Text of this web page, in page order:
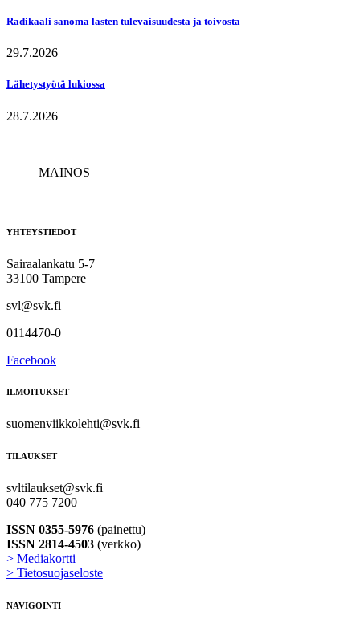
Radikaali sanoma lasten tulevaisuudesta ja toivosta
29.7.2026
Lähetystyötä lukiossa
28.7.2026
MAINOS
YHTEYSTIEDOT
Sairaalankatu 5-7
33100 Tampere
svl@svk.fi
0114470-0
Facebook
ILMOITUKSET
suomenviikkolehti@svk.fi
TILAUKSET
svltilaukset@svk.fi
040 775 7200
ISSN 0355-5976 (painettu)
ISSN 2814-4503 (verkko)
> Mediakortti
> Tietosuojaseloste
NAVIGOINTI